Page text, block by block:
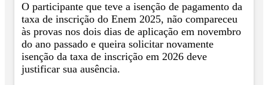
O participante que teve a isenção de pagamento da
taxa de inscrição do Enem 2025, não compareceu
às provas nos dois dias de aplicação em novembro
do ano passado e queira solicitar novamente
isenção da taxa de inscrição em 2026 deve
justificar sua ausência.